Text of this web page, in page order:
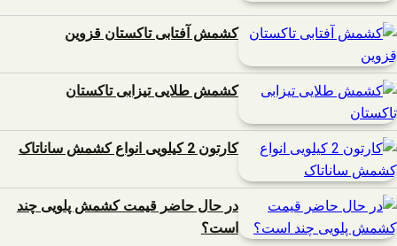
کشمش آفتابی تاکستان قزوین
کشمش طلایی تیزابی تاکستان
کارتون 2 کیلویی انواع کشمش ساناتاک
در حال حاضر قیمت کشمش پلویی چند
است؟